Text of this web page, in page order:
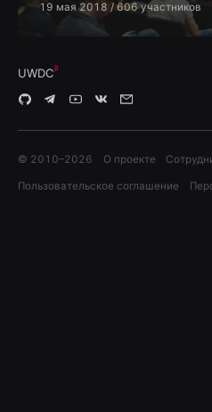
19 мая 2018 / 606 участников
UWDC
© 2010–2026 О проекте
Пользовательское соглашение